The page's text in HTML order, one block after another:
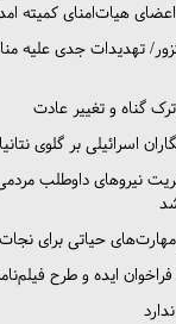
هیات‌امنای کمیته
تهدیدات جدی علیه
گناه و تغییر عادت
اسرائیلی بر گلوی
نیروهای داوطلب
حیاتی برای
فراخوان ایده و طرح